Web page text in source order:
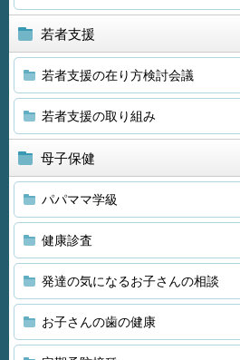
若者支援
若者支援の在り方検討会議
若者支援の取り組み
母子保健
パパママ学級
健康診査
発達の気になるお子さんの相談
お子さんの歯の健康